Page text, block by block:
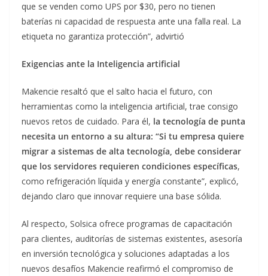
que se venden como UPS por $30, pero no tienen
baterías ni capacidad de respuesta ante una falla real. La
etiqueta no garantiza protección”, advirtió
Exigencias ante la Inteligencia artificial
Makencie resaltó que el salto hacia el futuro, con
herramientas como la inteligencia artificial, trae consigo
nuevos retos de cuidado. Para él, la tecnología de punta
necesita un entorno a su altura: “Si tu empresa quiere
migrar a sistemas de alta tecnología, debe considerar
que los servidores requieren condiciones específicas,
como refrigeración líquida y energía constante”, explicó,
dejando claro que innovar requiere una base sólida.
Al respecto, Solsica ofrece programas de capacitación
para clientes, auditorías de sistemas existentes, asesoría
en inversión tecnológica y soluciones adaptadas a los
nuevos desafíos Makencie reafirmó el compromiso de